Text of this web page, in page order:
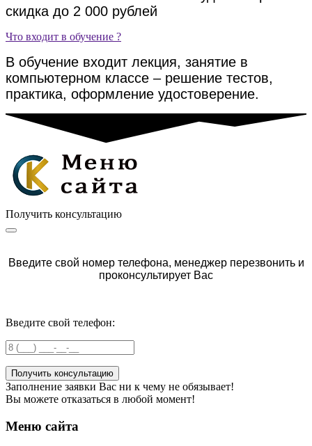
скидка до 2 000 рублей
Что входит в обучение ?
В обучение входит лекция, занятие в
компьютерном классе – решение тестов,
практика, оформление удостоверение.
Получить консультацию
Введите свой номер телефона, менеджер перезвонить и
проконсультирует Вас
Введите свой телефон:
Заполнение заявки Вас ни к чему не обязывает!
Вы можете отказаться в любой момент!
Меню сайта